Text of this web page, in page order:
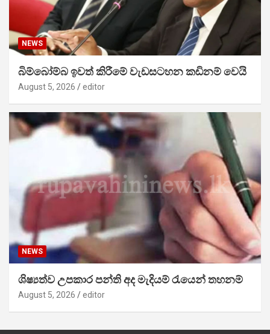
NEWS
බිම්බෝම්බ ඉවත් කිරීමේ වැඩසටහන කඩිනම් වෙයි
August 5, 2026 editor
NEWS
ශිෂ්‍යත්ව උපකාර පන්ති අද මැදියම් රැයෙන් තහනම්
August 5, 2026 editor